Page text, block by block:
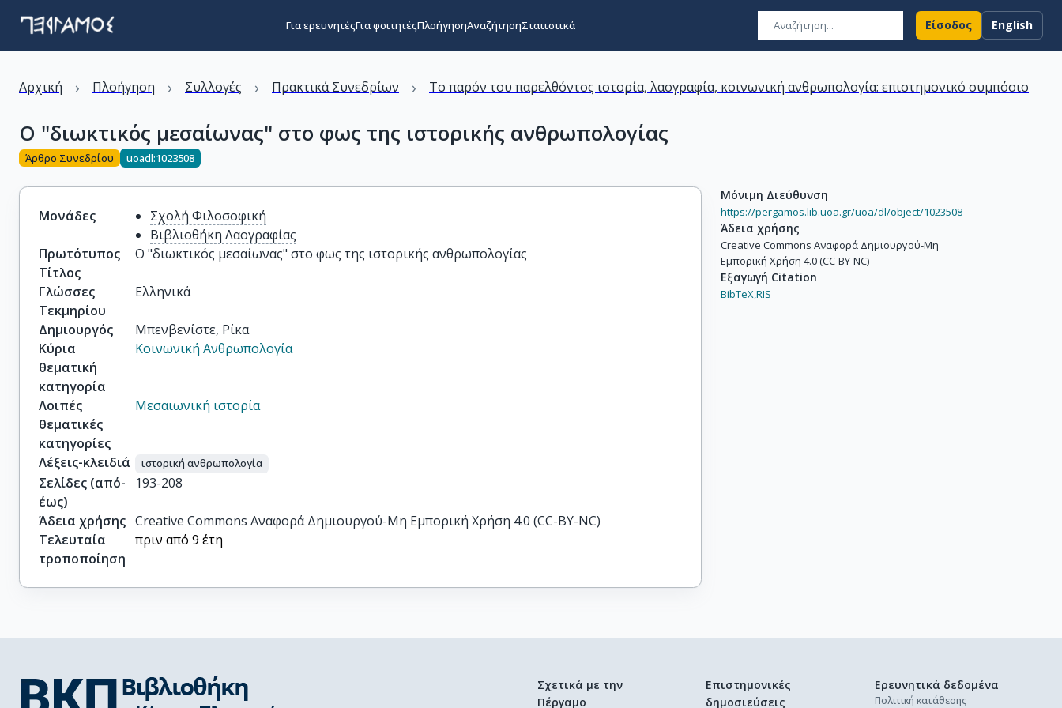
Για ερευνητέςΓια φοιτητέςΠλοήγησηΑναζήτησηΣτατιστικά Είσοδος English
Αρχική › Πλοήγηση › Συλλογές › Πρακτικά Συνεδρίων › Το παρόν του παρελθόντος ιστορία, λαογραφία, κοινωνική ανθρωπολογία: επιστημονικό συμπόσιο
Ο "διωκτικός μεσαίωνας" στο φως της ιστορικής ανθρωπολογίας
Άρθρο Συνεδρίου uoadl:1023508
Μονάδες
Σχολή Φιλοσοφική
Βιβλιοθήκη Λαογραφίας
Πρωτότυπος
Τίτλος
Ο "διωκτικός μεσαίωνας" στο φως της ιστορικής ανθρωπολογίας
Γλώσσες
Τεκμηρίου
Ελληνικά
Δημιουργός
Μπενβενίστε, Ρίκα
Κύρια
θεματική
κατηγορία
Κοινωνική Ανθρωπολογία
Λοιπές
θεματικές
κατηγορίες
Μεσαιωνική ιστορία
Λέξεις-κλειδιά ιστορική ανθρωπολογία
Σελίδες (από-
έως)
193-208
Άδεια χρήσης Creative Commons Αναφορά Δημιουργού-Μη Εμπορική Χρήση 4.0 (CC-BY-NC)
Τελευταία
τροποποίηση
πριν από 9 έτη
Μόνιμη Διεύθυνση
https://pergamos.lib.uoa.gr/uoa/dl/object/1023508
Άδεια χρήσης
Creative Commons Αναφορά Δημιουργού-Μη
Εμπορική Χρήση 4.0 (CC-BY-NC)
Εξαγωγή Citation
BibTeX,RIS
Σχετικά με την
Πέργαμο
Επιστημονικές
δημοσιεύσεις
Ερευνητικά δεδομένα
Πολιτική κατάθεσης